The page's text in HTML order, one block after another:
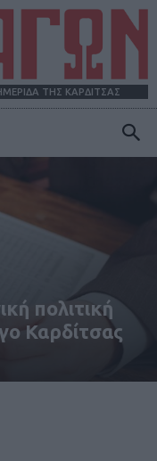
ΤΗΣ ΚΑΡΔΙΤΣΑΣ
πολιτική
Καρδίτσας